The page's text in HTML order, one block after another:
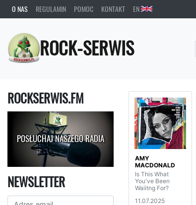
O NAS REGULAMIN POMOC KONTAKT EN
ROCK-SERWIS
ROCKSERWIS.FM
POSŁUCHAJ NASZEGO RADIA
NEWSLETTER
AMY
MACDONALD
Is This What
You've Been
Waiitng For?
11.07.2025